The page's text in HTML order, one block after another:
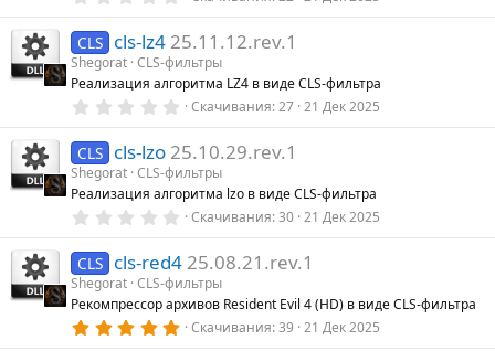
а
0
з
в
ё
з
CLS cls-lz4 25.11.12.rev.1
Shegorat CLS-фильтры
Реализация алгоритма LZ4 в виде CLS-фильтра
0
0
з
в
ё
з
Скачивания 27 21 Дек 2025
CLS cls-lzo 25.10.29.rev.1
Shegorat CLS-фильтры
Реализация алгоритма lzo в виде CLS-фильтра
0
0
з
в
ё
з
Скачивания 30 21 Дек 2025
CLS cls-red4 25.08.21.rev.1
Shegorat CLS-фильтры
Рекомпрессор архивов Resident Evil 4 (HD) в виде CLS-фильтра
5Скачивания 39 21 Дек 2025